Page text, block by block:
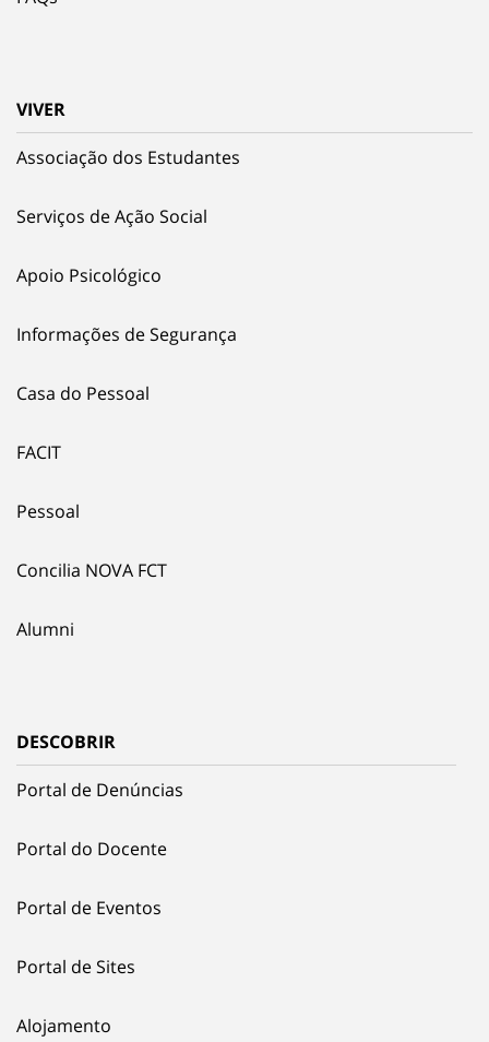
VIVER
Associação dos Estudantes
Serviços de Ação Social
Apoio Psicológico
Informações de Segurança
Casa do Pessoal
FACIT
Pessoal
Concilia NOVA FCT
Alumni
DESCOBRIR
Portal de Denúncias
Portal do Docente
Portal de Eventos
Portal de Sites
Alojamento